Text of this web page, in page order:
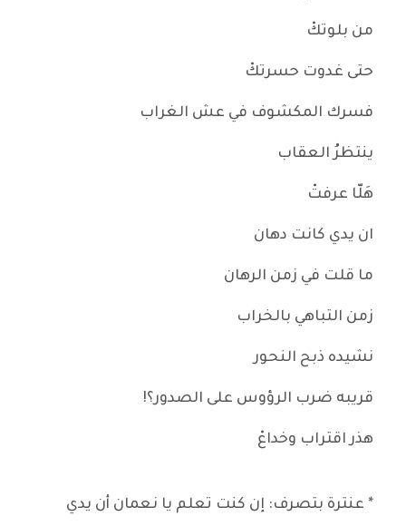
من بلوتكْ
حتى غدوت حسرتكْ
فسرك المكشوف في عش الغراب
ينتظرُ العقاب
هَلّا عرفتْ
ان يدي كانت دهان
ما قلت في زمن الرهان
زمن التباهي بالخراب
نشيده ذبح النحور
قريبه ضرب الرؤوس على الصدور؟!
هذر اقتراب وخداعْ
* عنترة بتصرف: إن كنت تعلم يا نعمان أن يدي